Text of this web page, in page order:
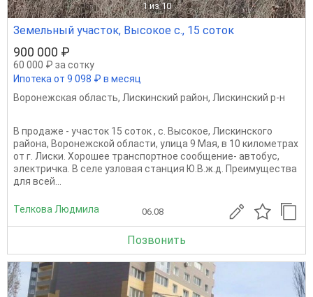
1 из 10
Земельный участок, Высокое с., 15 соток
900 000 ₽
60 000 ₽ за сотку
Ипотека от 9 098 ₽ в месяц
Воронежская область, Лискинский район, Лискинский р-н
В продаже - участок 15 соток , с. Высокое, Лискинского
района, Воронежской области, улица 9 Мая, в 10 километрах
от г. Лиски. Хорошее транспортное сообщение- автобус,
электричка. В селе узловая станция Ю.В.ж.д. Преимущества
для всей...
Телкова Людмила 06.08
Позвонить